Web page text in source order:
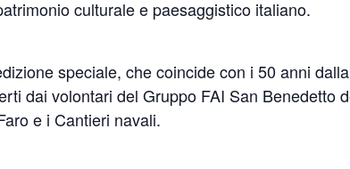
culturale e paesaggistico italiano.
speciale, che coincide con i 50 anni
dai volontari del Gruppo FAI San Benedetto
e i Cantieri navali.